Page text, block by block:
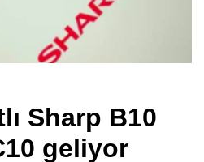
Sharp B10
geliyor